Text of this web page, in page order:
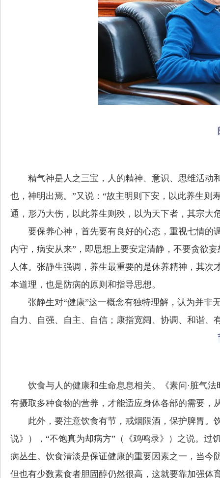
精气神是人之三宝，人的精神、意识、思维活动
也，神明出焉。”又说：“故主明则下安，以此养生
通，形乃大伤，以此养生则殃，以为天下者，其宗大
要保养心神，首先要有良好的心态，重视七情的
内守，病安从来”，即思想上要安定清静，不要贪欲
人体。张静生强调，养生最重要的是休养精神，其
本道理，也是防病的原则和指导思想。
张静生对“健康”这一概念有独特理解，认为并非
自力、自强、自主、自信；康指宽阔、协调、和谐、
饮食与人的健康和生命息息相关。《素问·脏气
有摄取多种食物的营养，才能适应身体各部的需要
此外，要注意饮食有节，戒烟限酒，保护脾胃。
说》），“不饱真为却病方”（《鸡鸣录》）之说。
病丛生。饮食清淡是保证健康的重要因素之一，当
但也有少数素食者胆固醇仍然很高，这就要靠加强体